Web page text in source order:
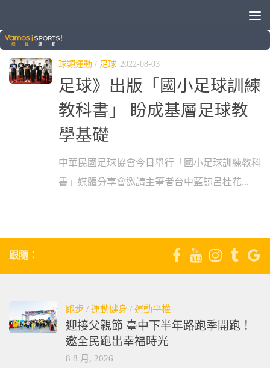
標籤：中華民國足球協會
球類運動 / 足球 2022-08-03
足球》出版「國小足球訓練
教科書」 盼成基層足球教
學基礎
中華民國足球協會今日舉行「國小足球訓練教科
書」媒體分享會邀請主筆者台中藍鯨呂桂花...
跟隨：
跑步 / 運動健身 / 運動平權
迎接父親節 臺中下半年路跑季開跑！
邀全民跑出幸福時光
8 8 月, 2026